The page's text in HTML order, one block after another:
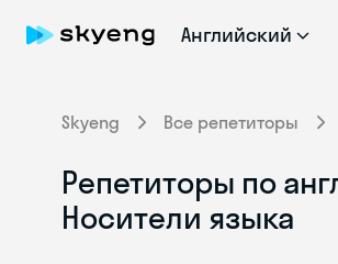
Английский
Skyeng Все репетиторы
Репетиторы по
Носители языка